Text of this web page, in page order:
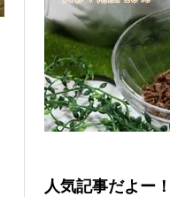
人気記事だよー！